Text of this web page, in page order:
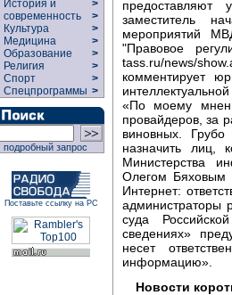
История и
современность
>
>
Культура
>
Медицина
>
Образование
>
Религия
>
Спорт
>
Спецпрограммы >
подробный запрос
Поставьте ссылку на РС
заместитель
мероприятий
"Правовое
tass.ru/news/
комментирует
«По моему
провайдеров, за
виновных.
назначить лиц,
Министерства
Олегом Бяховым
Интернет:
администраторы
суда
сведениях»
несет
информацию».
Новости